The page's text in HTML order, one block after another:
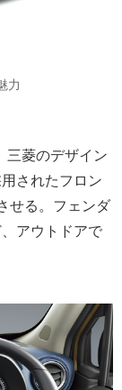
力
三菱のデザイン
されたフロン
せる。フェンダ
アウトドアで